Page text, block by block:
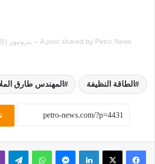
A post shared by Petro News – بترونيوز (@petronewseg)
الطاقة النظيفة المهندس طارق
لينكدإن ماسنجر واتساب